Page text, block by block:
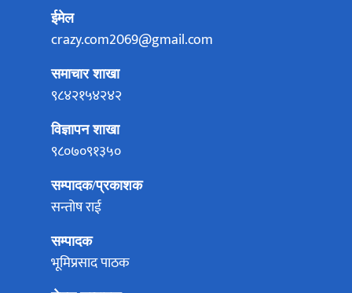
ईमेल
crazy.com2069@gmail.com
समाचार शाखा
९८४२१५४२४२
विज्ञापन शाखा
९८०७०९१३५०
सम्पादक/प्रकाशक
सन्तोष राई
सम्पादक
भूमिप्रसाद पाठक